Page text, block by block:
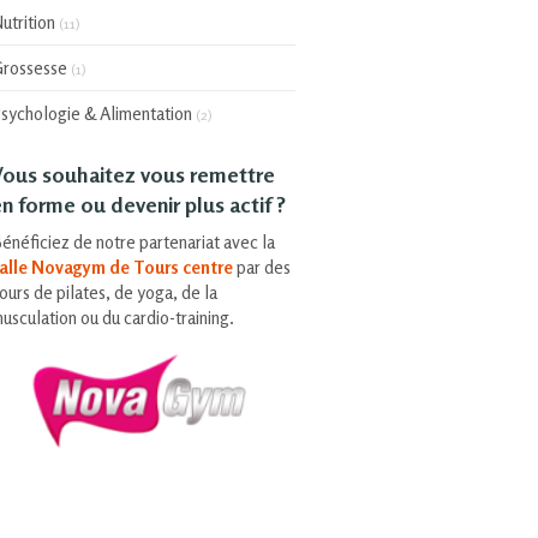
(11)
(1)
& Alimentation (2)
souhaitez vous remettre
forme ou devenir plus actif ?
de notre partenariat avec la
Novagym de Tours centrepar des
de pilates, de yoga, de la
ou du cardio-training.